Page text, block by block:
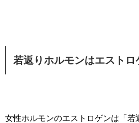
若返りホルモンはエストロ
女性ホルモンのエストロゲンは「若